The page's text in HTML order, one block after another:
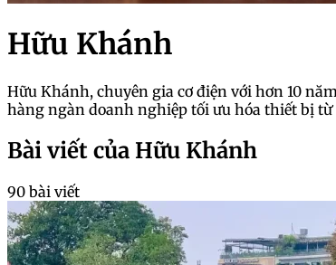
Hữu Khánh
Hữu Khánh, chuyên gia cơ điện với hơn 10
hàng ngàn doanh nghiệp tối ưu hóa thiết bị
Bài viết của Hữu Khánh
90 bài viết